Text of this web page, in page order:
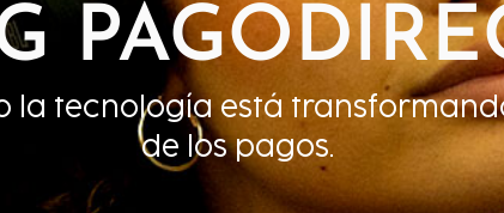
la tecnología está
de los pagos.